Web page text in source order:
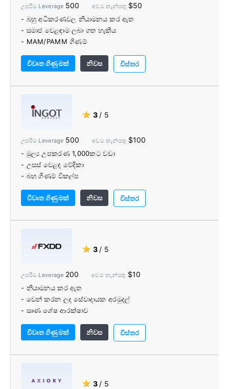
- එක්සත් ජනපද සේවාදායකයින් නැත
- සීමිත අධ්‍යාපනික ද්‍රව්‍ය
- අවම $500 තැන්පතුව
උපරිම Leverage 500 අවම තැන්පතු $50
- බහු අධිකරණවල නියාමනය කර ඇත
- සමාජ වෙළඳාම ලබා ගත හැකිය
- MAM/PAMM ගිණුම්
- Autochartist විසින් බලගන්වන ලද විශ්ලේෂණය සහ වෙළඳ
විවෘත ගිණුමක් නිවස විස්තර
★ 3 / 5
උපරිම Leverage 500 අවම තැන්පතු $100
- මුල්‍ය උපකරණ 1,000කට වඩා
- උසස් වෙළඳ වේදිකා
- බහු ගිණුම් විකල්ප
විවෘත ගිණුමක්
නිවස විස්තර
★ 3 / 5
උපරිම Leverage 200 අවම තැන්පතු $10
- නියාමනය කර ඇත
- වෙන් කරන ලද සේවාදායක අරමුදල්
- සෘණ ශේෂ ආරක්ෂාව
- කොමිස් නොමිලේ ගිණුම්
- නොමිලේ VPS
විවෘත ගිණුමක් නිවස විස්තර
★ 3 / 5